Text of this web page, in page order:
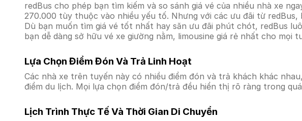
redBus cho phép bạn tìm kiếm và so sánh giá vé của nhiều nhà xe
270.000 tùy thuộc vào nhiều yếu tố. Nhưng với các ưu đãi từ
Dù bạn muốn tìm giá vé tốt nhất hay săn ưu đãi phút chót, redBus
bạn dễ dàng sở hữu vé xe giường nằm, limousine giá rẻ nhất cho mọi
Lựa Chọn Điểm Đón Và Trả Linh Hoạt
Các nhà xe trên tuyến này có nhiều điểm đón và trả khách khác
điểm du lịch. Mọi lựa chọn điểm đón/trả đều hiển thị rõ ràng trong
Lịch Trình Thực Tế Và Thời Gian Di Chuyển